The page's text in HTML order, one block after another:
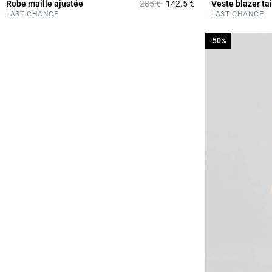
Robe maille ajustée Prix réduit à partir de
285 €à142.5 €5 out of 5 Customer
LAST CHANCE
Veste blazer
LAST CHANCE
-50%
-50%